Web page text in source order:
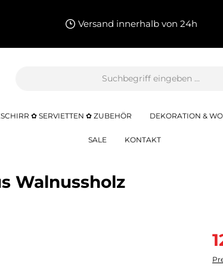
Versand innerhalb von 24h
✿ SERVIETTEN ✿ ZUBEHÖR DEKORATION &
SALE KONTAKT
Walnussholz